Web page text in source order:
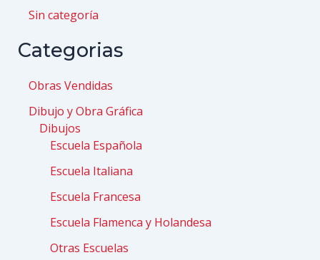
Sin categoría
Categorias
Obras Vendidas
Dibujo y Obra Gráfica
Dibujos
Escuela Española
Escuela Italiana
Escuela Francesa
Escuela Flamenca y Holandesa
Otras Escuelas